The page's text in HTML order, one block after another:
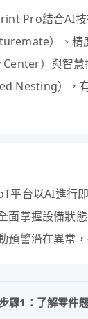
Pro結合AI
）、精
Center）與智慧
Nesting），
平台以AI進行
面掌握設備狀
預警潛在異常
驟1：了解零件